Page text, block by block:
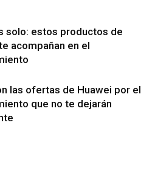
solo: estos productos de
acompañan en el
las ofertas de Huawei por el
que no te dejarán